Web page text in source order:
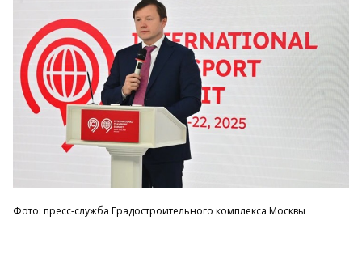
Фото: пресс-служба Градостроительного комплекса Москвы